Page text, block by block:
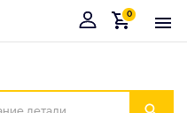
Корзина
0